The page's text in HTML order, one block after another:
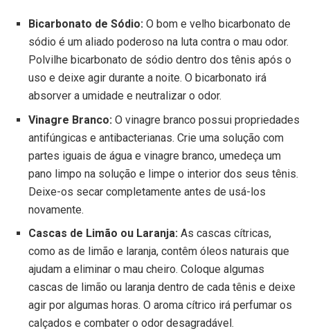
Bicarbonato de Sódio:O bom e velho bicarbonato de
sódio é um aliado poderoso na luta contra o mau odor.
Polvilhe bicarbonato de sódio dentro dos tênis após o
uso e deixe agir durante a noite. O bicarbonato irá
absorver a umidade e neutralizar o odor.
Vinagre Branco: O vinagre branco possui propriedades
antifúngicas e antibacterianas. Crie uma solução com
partes iguais de água e vinagre branco, umedeça um
pano limpo na solução e limpe o interior dos seus tênis.
Deixe-os secar completamente antes de usá-los
novamente.
Cascas de Limão ou Laranja:As cascas cítricas,
como as de limão e laranja, contêm óleos naturais que
ajudam a eliminar o mau cheiro. Coloque algumas
cascas de limão ou laranja dentro de cada tênis e deixe
agir por algumas horas. O aroma cítrico irá perfumar os
calçados e combater o odor desagradável.